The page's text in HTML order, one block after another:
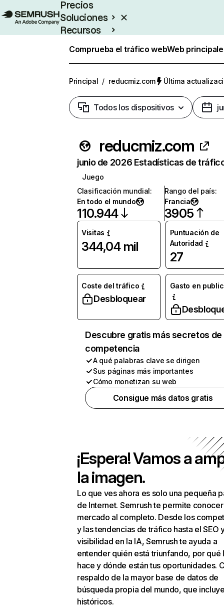
Precios
Soluciones
Recursos
Comprueba el tráfico webWeb
Principal / reducmiz.com Última
Todos los dispositivos
reducmiz.com
junio de 2026 Estadísticas de
Juego
Clasificación mundial:
En todo el mundo
110.944
Rango del país:
Francia
3905
Visitas
344,04 mil
Puntuación de
Autoridad
27
Coste del tráfico
Desbloquear
Gasto en
Descubre gratis más secretos de
competencia
A qué palabras clave se dirigen
Sus páginas más importantes
Cómo monetizan su web
Consigue más datos gratis
¡Espera! Vamos a
la imagen.
Lo que ves ahora es solo una pequeña
de Internet. Semrush te permite
mercado al completo. Desde los
y las tendencias de tráfico hasta el SEO
visibilidad en la IA, Semrush te ayuda a
entender quién está triunfando, por qué
hace y dónde están tus oportunidades.
respaldo de la mayor base de datos de
búsqueda propia del mundo, que
históricos.